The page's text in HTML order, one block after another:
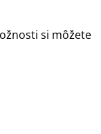
si môžete